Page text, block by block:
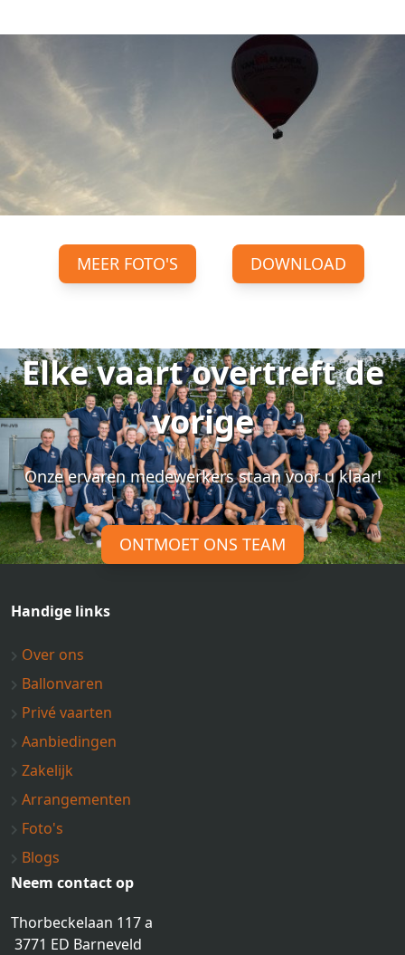
MEER FOTO'S DOWNLOAD
Elke vaart overtreft de
vorige
Onze ervaren medewerkers staan voor u klaar!
ONTMOET ONS TEAM
Handige links
Over ons
Ballonvaren
Privé vaarten
Aanbiedingen
Zakelijk
Arrangementen
Foto's
Blogs
Neem contact op
Thorbeckelaan 117 a
3771 ED Barneveld